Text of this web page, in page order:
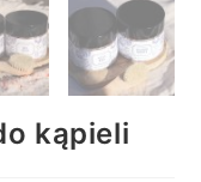
kąpieli